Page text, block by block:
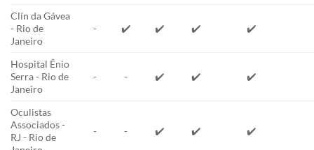
Clín da Gávea
- Rio de
Janeiro
- ✔️ ✔️ ✔️ ✔️
Hospital Ênio
Serra - Rio de
Janeiro
- - ✔️ ✔️ ✔️
Oculistas
Associados -
RJ - Rio de
- - ✔️ ✔️ ✔️